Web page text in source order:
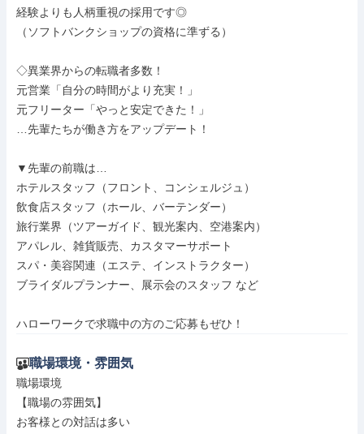
経験よりも人柄重視の採用です◎
（ソフトバンクショップの資格に準ずる）
◇異業界からの転職者多数！
元営業「自分の時間がより充実！」
元フリーター「やっと安定できた！」
…先輩たちが働き方をアップデート！
▼先輩の前職は…
ホテルスタッフ（フロント、コンシェルジュ）
飲食店スタッフ（ホール、バーテンダー）
旅行業界（ツアーガイド、観光案内、空港案内）
アパレル、雑貨販売、カスタマーサポート
スパ・美容関連（エステ、インストラクター）
ブライダルプランナー、展示会のスタッフ など
ハローワークで求職中の方のご応募もぜひ！
職場環境・雰囲気
職場環境
【職場の雰囲気】
お客様との対話は多い